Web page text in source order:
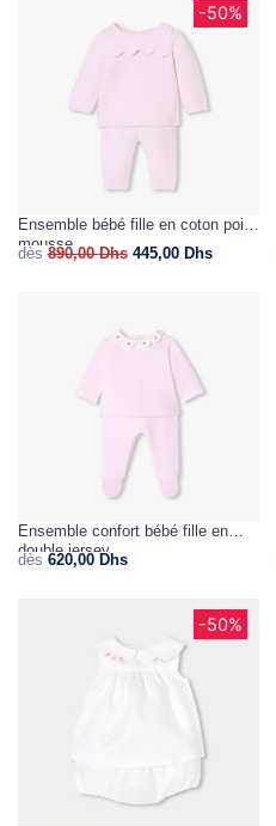
-50%
Ensemble bébé fille en coton point
mousse
dès 890,00Dhs 445,00 Dhs
Ensemble confort bébé fille en
double jersey
dès 620,00 Dhs
-50%